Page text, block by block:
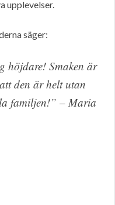
upplevelser.
säger:
höjdare! Smaken är
den är helt utan
familjen!” – Maria